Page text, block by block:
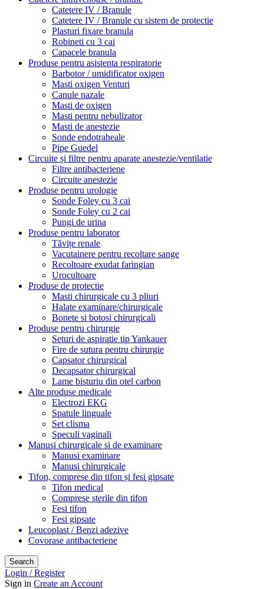
Catetere IV / Branule
Catetere IV / Branule cu sistem de protectie
Plasturi fixare branula
Robineti cu 3 cai
Capacele branula
Produse pentru asistenta respiratorie
Barbotor / umidificator oxigen
Masti oxigen Venturi
Canule nazale
Masti de oxigen
Masti pentru nebulizator
Masti de anestezie
Sonde endotraheale
Pipe Guedel
Circuite și filtre pentru aparate anestezie/ventilatie
Filtre antibacteriene
Circuite anestezie
Produse pentru urologie
Sonde Foley cu 3 cai
Sonde Foley cu 2 cai
Pungi de urina
Produse pentru laborator
Tăvițe renale
Vacutainere pentru recoltare sange
Recoltoare exudat faringian
Urocultoare
Produse de protectie
Masti chirurgicale cu 3 pliuri
Halate examinare/chirurgicale
Bonete si botosi chirurgicali
Produse pentru chirurgie
Seturi de aspiratie tip Yankauer
Fire de sutura pentru chirurgie
Capsator chirurgical
Decapsator chirurgical
Lame bisturiu din otel carbon
Alte produse medicale
Electrozi EKG
Spatule linguale
Set clisma
Speculi vaginali
Manusi chirurgicale si de examinare
Manusi examinare
Manusi chirurgicale
Tifon, comprese din tifon și fesi gipsate
Tifon medical
Comprese sterile din tifon
Fesi tifon
Fesi gipsate
Leucoplast / Benzi adezive
Covorase antibacteriene
Search
Login / Register
Sign in Create an Account